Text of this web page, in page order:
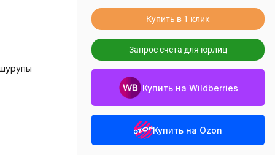
Купить в 1 клик
Запрос счета для юрлиц
Купить на Wildberries
Купить на Ozon